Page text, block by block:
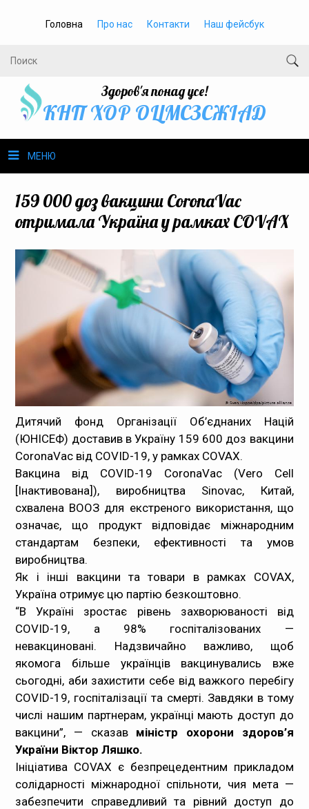
Головна Про нас Контакти Наш фейсбук
Здоров'я понад усе!
КНП ХОР ОЦМСЗСЖIАД
МЕНЮ
Громадське здоров’я
Безбар’єрність
Медпрацівникам
Статистика
Документи
Контакти
Карта сайта
159 000 доз вакцини CoronaVac
отримала Україна у рамках COVAX
Дитячий фонд Організації Об’єднаних Націй
(ЮНІСЕФ) доставив в Україну 159 600 доз вакцини
CoronaVac від COVID-19, у рамках COVAX.
Вакцина від COVID-19 CoronaVac (Vero Cell
[Інактивована]), виробництва Sinovac, Китай,
схвалена ВООЗ для екстреного використання, що
означає, що продукт відповідає міжнародним
стандартам безпеки, ефективності та умов
виробництва.
Як і інші вакцини та товари в рамках COVAX,
Україна отримує цю партію безкоштовно.
“В Україні зростає рівень захворюваності від
COVID-19, а 98% госпіталізованих —
невакциновані. Надзвичайно важливо, щоб
якомога більше українців вакцинувались вже
сьогодні, аби захистити себе від важкого перебігу
COVID-19, госпіталізації та смерті. Завдяки в тому
числі нашим партнерам, українці мають доступ до
вакцини”, — сказавміністр охорони здоров’я
України Віктор Ляшко.
Ініціатива COVAX є безпрецедентним прикладом
солідарності міжнародної спільноти, чия мета —
забезпечити справедливий та рівний доступ до